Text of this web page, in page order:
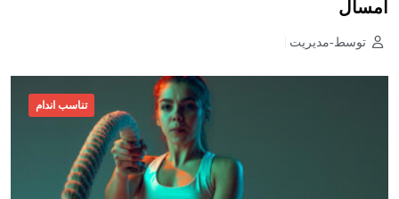
امسال
توسط-مدیریت
تناسب اندام